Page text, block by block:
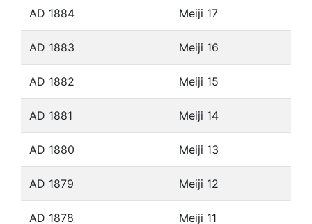
AD 1884 Meiji 17
AD 1883 Meiji 16
AD 1882 Meiji 15
AD 1881 Meiji 14
AD 1880 Meiji 13
AD 1879 Meiji 12
AD 1878 Meiji 11